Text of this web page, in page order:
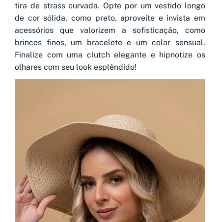
tira de strass curvada. Opte por um vestido longo
de cor sólida, como preto, aproveite e invista em
acessórios que valorizem a sofisticação, como
brincos finos, um bracelete e um colar sensual.
Finalize com uma clutch elegante e hipnotize os
olhares com seu look esplêndido!